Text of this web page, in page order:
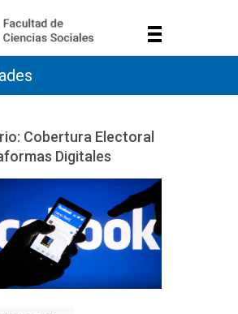
Cobertura Electoral
Digitales